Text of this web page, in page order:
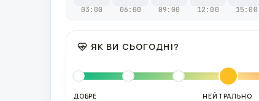
03:00 06:00 09:00 12:00 15:00
ЯК ВИ СЬОГОДНІ?
ДОБРЕ НЕЙТРАЛЬНО